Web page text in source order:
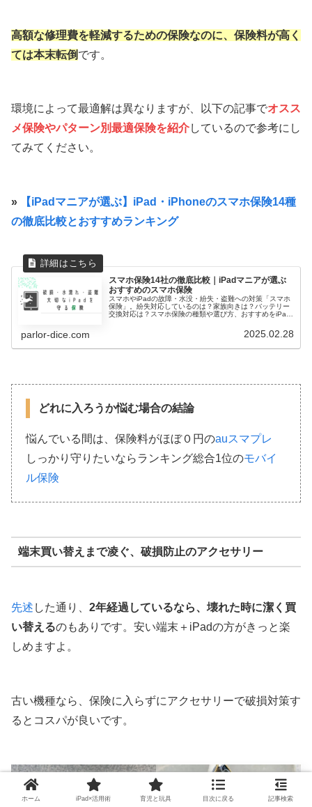
高額な修理費を軽減するための保険なのに、保険料が高く
ては本末転倒です。
環境によって最適解は異なりますが、以下の記事でオスス
メ保険やパターン別最適保険を紹介しているので参考にし
てみてください。
»
【iPadマニアが選ぶ】iPad・iPhoneのスマホ保険14種
の徹底比較とおすすめランキング
スマホ保険14社の徹底比較｜iPadマニアが選ぶ
おすすめのスマホ保険
スマホやiPadの故障・水没・紛失・盗難への対策「スマホ
保険」。紛失対応しているのは？家族向きは？バッテリー
交換対応は？スマホ保険の種類や選び方、おすすめをiPad
parlor-dice.com 2025.02.28
どれに入ろうか悩む場合の結論
悩んでいる間は、保険料がほぼ０円のauスマプレ
しっかり守りたいならランキング総合1位のモバイ
ル保険
端末買い替えまで凌ぐ、破損防止のアクセサリー
先述 した通り、 2年経過しているなら、壊れた時に潔く買
い替えるのもありです。安い端末＋iPadの方がきっと楽
しめますよ。
古い機種なら、保険に入らずにアクセサリーで破損対策す
るとコスパが良いです。
ホーム iPad×活用術 育児と玩具 目次に戻る 記事検索